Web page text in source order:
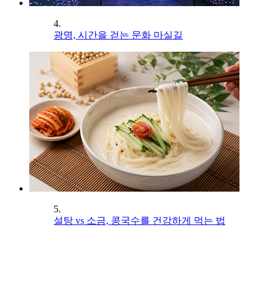
4.
광명, 시간을 걷는 문화 마실길
5.
설탕 vs 소금, 콩국수를 건강하게 먹는 법